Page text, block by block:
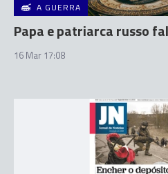
A GUERRA
Papa e patriarca russo
16 Mar 17:08